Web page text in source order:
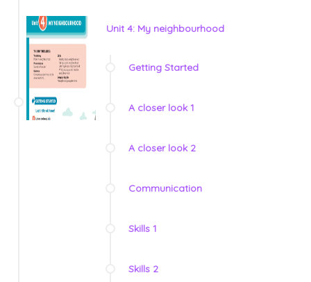
Unit 4: My neighbourhood
Getting Started
A closer look 1
A closer look 2
Communication
Skills 1
Skills 2